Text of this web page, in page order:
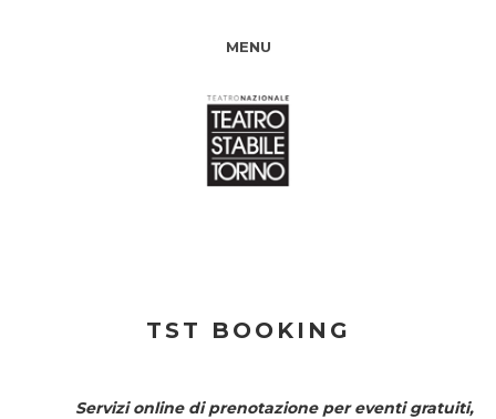
MENU
TST BOOKING
Servizi online di prenotazione per eventi gratuiti,